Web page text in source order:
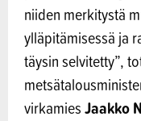
niiden merkitystä
ylläpitämisessä ja
täysin selvitetty”,
virkamiesJaakko